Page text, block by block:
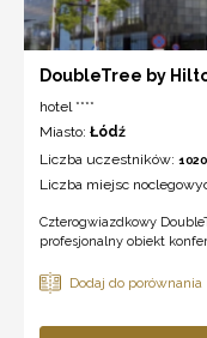
DoubleTree by
hotel ****
Miasto: Łódź
Liczba uczestników: 1020
Liczba miejsc
Czterogwiazdkowy
profesjonalny obiekt